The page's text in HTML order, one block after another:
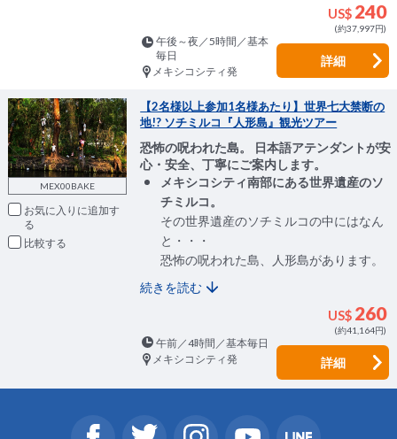
US$ 240
(約37,997円)
午後～夜／5時間／基本
毎日
メキシコシティ発
詳細
MEX00BAKE
お気に入りに追加
比較
【2名様以上参加1名様あたり】世界七大禁断の
地!? ソチミルコ『人形島』観光ツアー
恐怖の呪われた島。 日本語アテンダントが安
心・安全、丁寧にご案内します。
メキシコシティ南部にある世界遺産のソ
チミルコ。
その世界遺産のソチミルコの中にはなん
と・・・
恐怖の呪われた島、人形島があります。
続きを読む
US$ 260
(約41,164円)
午前／4時間／基本毎日
メキシコシティ発
詳細